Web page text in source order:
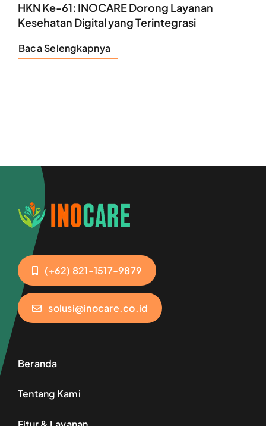
HKN Ke-61: INOCARE Dorong Layanan
Kesehatan Digital yang Terintegrasi
Baca Selengkapnya
(+62) 821-1517-9879
solusi@inocare.co.id
Beranda
Tentang Kami